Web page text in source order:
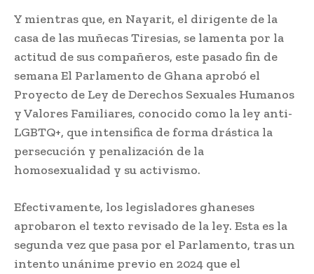
Y mientras que, en Nayarit, el dirigente de la
casa de las muñecas Tiresias, se lamenta por la
actitud de sus compañeros, este pasado fin de
semana El Parlamento de Ghana aprobó el
Proyecto de Ley de Derechos Sexuales Humanos
y Valores Familiares, conocido como la ley anti-
LGBTQ+, que intensifica de forma drástica la
persecución y penalización de la
homosexualidad y su activismo.
Efectivamente, los legisladores ghaneses
aprobaron el texto revisado de la ley. Esta es la
segunda vez que pasa por el Parlamento, tras un
intento unánime previo en 2024 que el